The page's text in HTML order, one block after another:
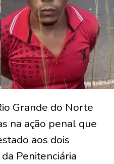
Grande do Norte
na ação penal que
aos dois
Penitenciária